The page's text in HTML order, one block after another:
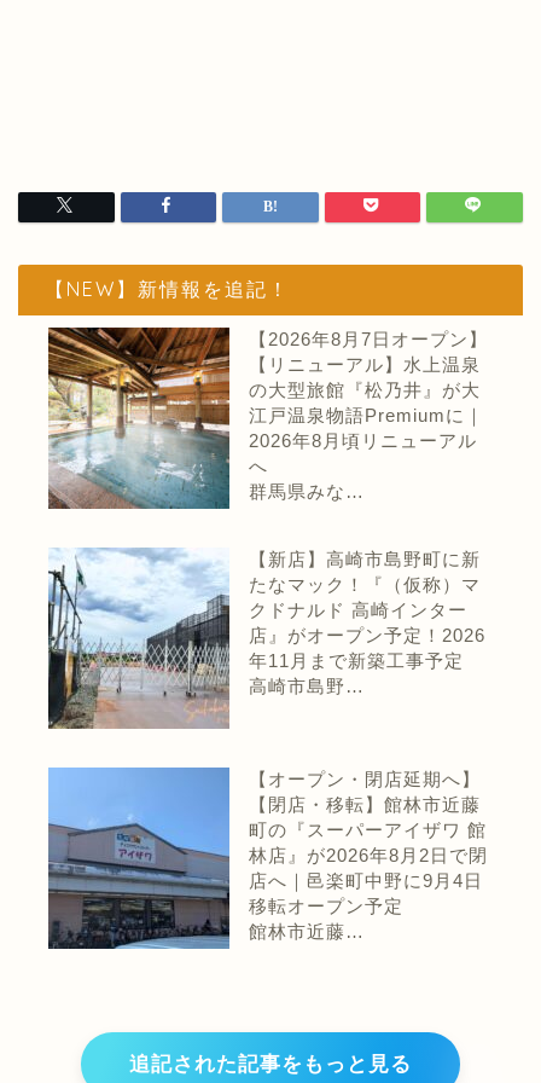
【NEW】新情報を追記！
【2026年8月7日オープン】
【リニューアル】水上温泉
の大型旅館『松乃井』が大
江戸温泉物語Premiumに｜
2026年8月頃リニューアル
へ
群馬県みな…
【新店】高崎市島野町に新
たなマック！『（仮称）マ
クドナルド 高崎インター
店』がオープン予定！2026
年11月まで新築工事予定
高崎市島野…
【オープン・閉店延期へ】
【閉店・移転】館林市近藤
町の『スーパーアイザワ 館
林店』が2026年8月2日で閉
店へ｜邑楽町中野に9月4日
移転オープン予定
館林市近藤…
追記された記事をもっと見る